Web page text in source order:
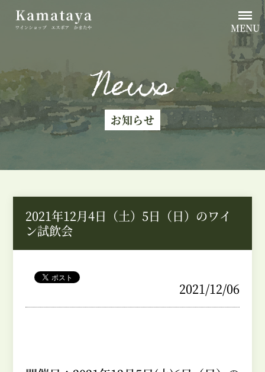
MENU
News
お知らせ
2021年12月4日（土）5日（日）のワイ
ン試飲会
2021/12/06